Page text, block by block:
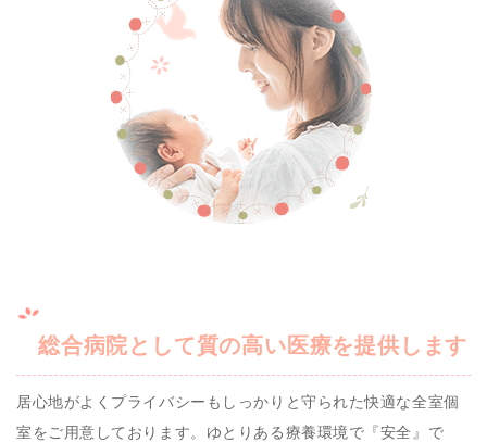
総合病院として質の高い医療を提供します
居心地がよくプライバシーもしっかりと守られた快適な全室個
室をご用意しております。ゆとりある療養環境で『安全』で